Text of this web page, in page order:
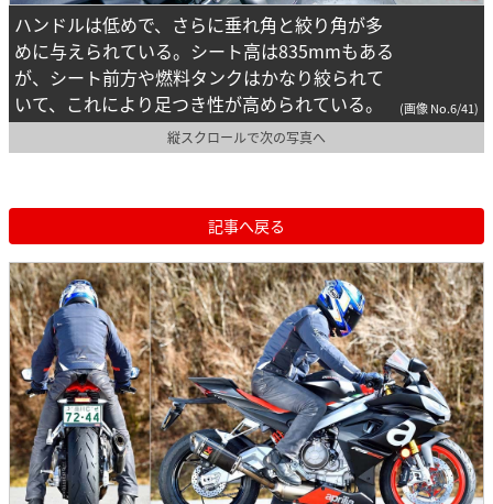
ハンドルは低めで、さらに垂れ角と絞り角が多
めに与えられている。シート高は835mmもある
が、シート前方や燃料タンクはかなり絞られて
いて、これにより足つき性が高められている。
(画像 No.6/41)
縦スクロールで次の写真へ
記事へ戻る